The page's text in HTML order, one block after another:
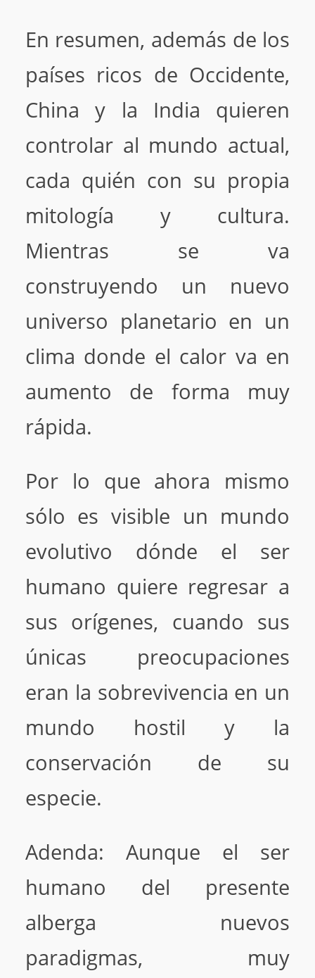
En resumen, además de los
países ricos de Occidente,
China y la India quieren
controlar al mundo actual,
cada quién con su propia
mitología y cultura.
Mientras se va
construyendo un nuevo
universo planetario en un
clima donde el calor va en
aumento de forma muy
rápida.
Por lo que ahora mismo
sólo es visible un mundo
evolutivo dónde el ser
humano quiere regresar a
sus orígenes, cuando sus
únicas preocupaciones
eran la sobrevivencia en un
mundo hostil y la
conservación de su
especie.
Adenda: Aunque el ser
humano del presente
alberga nuevos
paradigmas, muy